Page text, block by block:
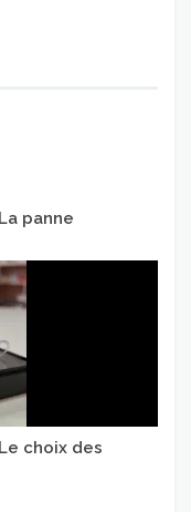
panne
choix des